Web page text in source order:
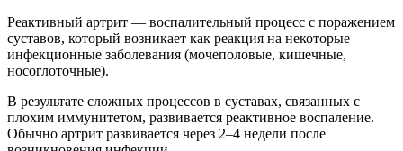
Реактивный артрит — воспалительный процесс с поражением
суставов, который возникает как реакция на некоторые
инфекционные заболевания (мочеполовые, кишечные,
носоглоточные).
В результате сложных процессов в суставах, связанных с
плохим иммунитетом, развивается реактивное воспаление.
Обычно артрит развивается через 2–4 недели после